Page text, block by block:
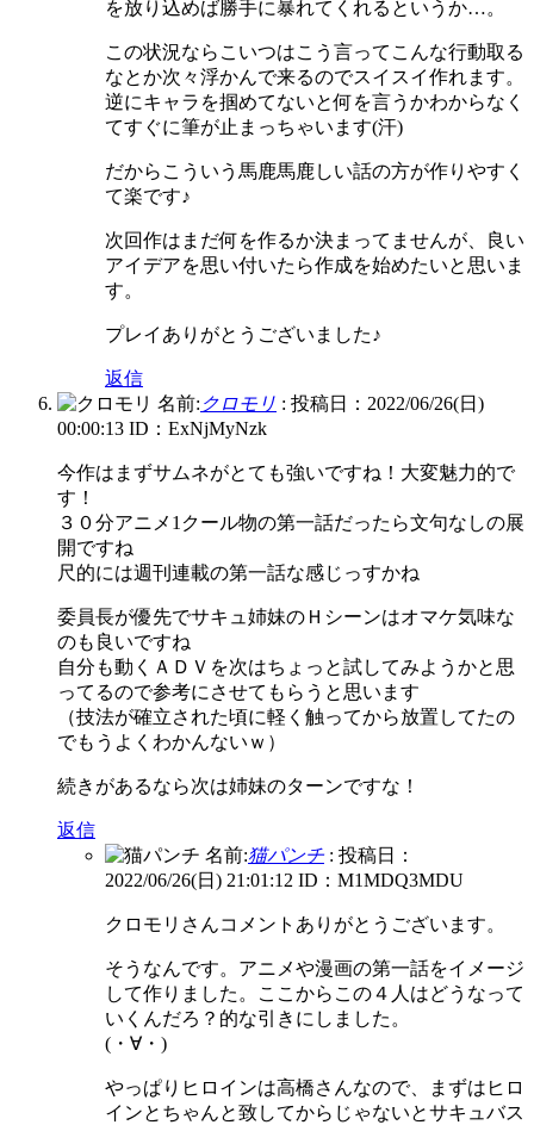
を放り込めば勝手に暴れてくれるというか…。
この状況ならこいつはこう言ってこんな行動取る
なとか次々浮かんで来るのでスイスイ作れます。
逆にキャラを掴めてないと何を言うかわからなく
てすぐに筆が止まっちゃいます(汗)
だからこういう馬鹿馬鹿しい話の方が作りやすく
て楽です♪
次回作はまだ何を作るか決まってませんが、良い
アイデアを思い付いたら作成を始めたいと思いま
す。
プレイありがとうございました♪
返信
名前: クロモリ : 投稿日：2022/06/26(日)
00:00:13 ID：ExNjMyNzk
今作はまずサムネがとても強いですね！大変魅力的で
す！
３０分アニメ1クール物の第一話だったら文句なしの展
開ですね
尺的には週刊連載の第一話な感じっすかね
委員長が優先でサキュ姉妹のＨシーンはオマケ気味な
のも良いですね
自分も動くＡＤＶを次はちょっと試してみようかと思
ってるので参考にさせてもらうと思います
（技法が確立された頃に軽く触ってから放置してたの
でもうよくわかんないｗ）
続きがあるなら次は姉妹のターンですな！
返信
名前:猫パンチ : 投稿日：
2022/06/26(日) 21:01:12 ID：M1MDQ3MDU
クロモリさんコメントありがとうございます。
そうなんです。アニメや漫画の第一話をイメージ
して作りました。ここからこの４人はどうなって
いくんだろ？的な引きにしました。
(・∀・)
やっぱりヒロインは高橋さんなので、まずはヒロ
インとちゃんと致してからじゃないとサキュバス